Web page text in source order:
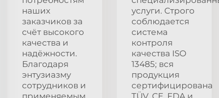
наших
заказчиков за
счёт высокого
качества и
надёжности.
Благодаря
энтузиазму
сотрудников и
применяемым
услуги. Строго
соблюдается
система
контроля
качества ISO
13485; вся
продукция
сертифицирована
TÜV, CE, FDA и